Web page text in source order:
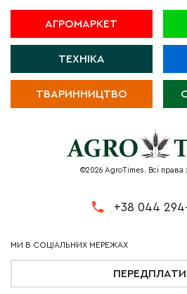
АГРОМАРКЕТ
ТЕХНІКА
ТВАРИННИЦТВО
©2026 AgroTimes. Всі права
+38 044